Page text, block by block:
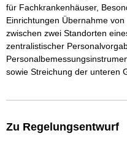
für Fachkrankenhäuser,
Einrichtungen Übernahme
zwischen zwei Standorten
zentralistischer
sowie Streichung der unteren
Zu Regelungsentwurf